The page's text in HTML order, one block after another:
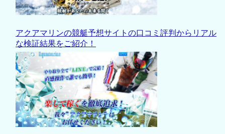
アクアマリンの競艇予想サイトの口コミ評判からリアル
な検証結果をご紹介！